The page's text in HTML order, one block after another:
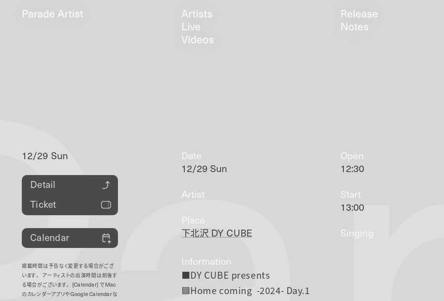
12/29 Sun
Detail
Ticket
Calendar
掲載時間は予告なく変更する場合がござ
います。 アーティストの出演時間は前後す
る場合がございます。 [Calendar] で Mac
のカレンダーアプリやGoogle Calendarな
Date
12/29 Sun
Artist
Place
下北沢 DY CUBE
Open
12:30
Start
13:00
Singing
Information
⬛DY CUBE presents
🟦Home coming -2024- Day.1